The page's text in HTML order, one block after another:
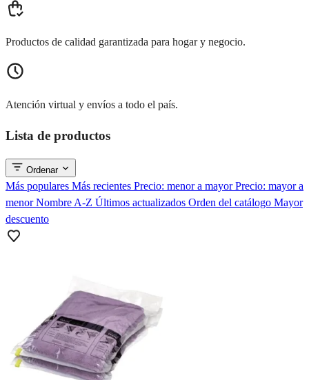
Productos de calidad garantizada para hogar y negocio.
Atención virtual y envíos a todo el país.
Lista de productos
Ordenar
Más populares Más recientes Precio: menor a mayorPrecio: mayor a
menorNombre A-Z Últimos actualizados Orden del catálogo Mayor
descuento